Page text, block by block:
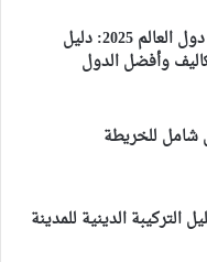
الهجرة واللجوء في دول العالم 2025: دليل
وأفضل الدول
شامل للخريطة
التركيبة الدينية للمدينة